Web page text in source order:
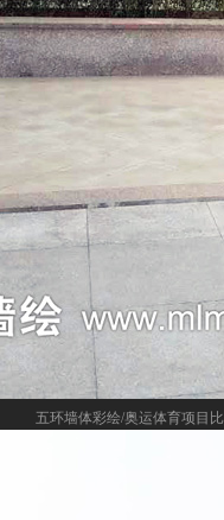
五环墙体彩绘/奥运体育项目